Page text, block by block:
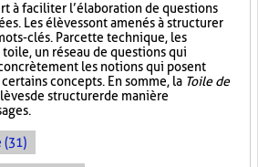
à faciliter l’élaboration de questions
Les élèves sont amenés à structurer
clés. Par cette technique, les
un réseau de questions qui
les notions qui posent
concepts. En somme, la Toile de
de structurer de manière
(31)